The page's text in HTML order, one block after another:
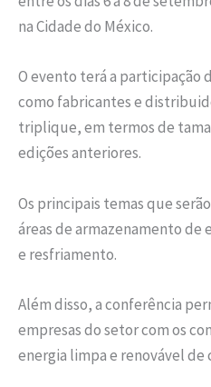
na Cidade do México.
O evento terá a participação
como fabricantes e
triplique, em termos de
edições anteriores.
Os principais temas que
áreas de armazenamento
e resfriamento.
Além disso, a conferência
empresas do setor com os
energia limpa e renovável de